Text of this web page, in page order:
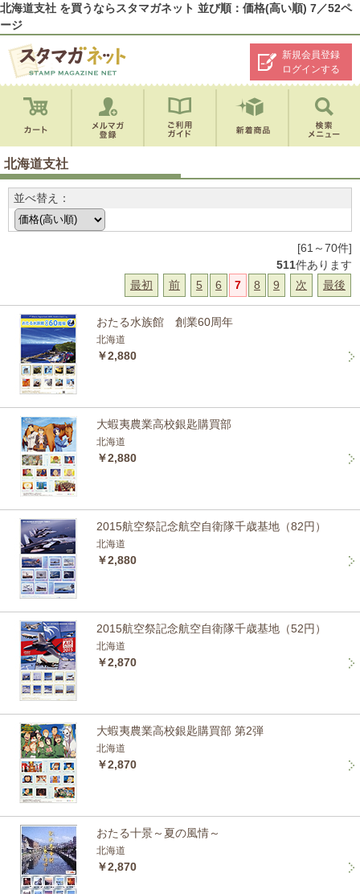
北海道支社 を買うならスタマガネット 並び順：価格(高い順) 7／52ペ
ージ
新規会員登録
ログインする
北海道支社
並べ替え：
[61～70件]
511件あります
最初
前 5 6 7 8 9 次 最後
おたる水族館 創業60周年
北海道
￥2,880
大蝦夷農業高校銀匙購買部
北海道
￥2,880
2015航空祭記念航空自衛隊千歳基地（82円）
北海道
￥2,880
2015航空祭記念航空自衛隊千歳基地（52円）
北海道
￥2,870
大蝦夷農業高校銀匙購買部 第2弾
北海道
￥2,870
おたる十景～夏の風情～
北海道
￥2,870